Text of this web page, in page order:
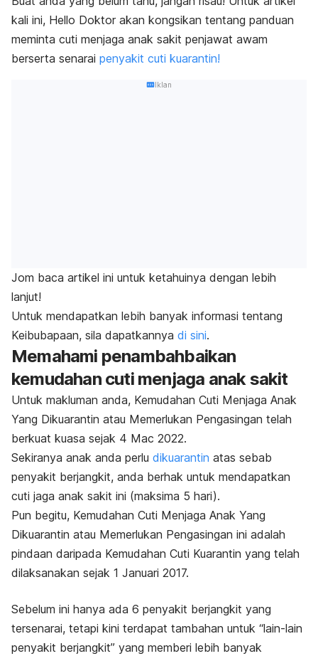
kali ini, Hello Doktor akan kongsikan tentang panduan
meminta cuti menjaga anak sakit penjawat awam
berserta senarai penyakit cuti kuarantin!
Iklan
Jom baca artikel ini untuk ketahuinya dengan lebih
lanjut!
Untuk mendapatkan lebih banyak informasi tentang
Keibubapaan, sila dapatkannya di sini.
Memahami penambahbaikan
kemudahan cuti menjaga anak sakit
Untuk makluman anda, Kemudahan Cuti Menjaga Anak
Yang Dikuarantin atau Memerlukan Pengasingan telah
berkuat kuasa sejak 4 Mac 2022.
Sekiranya anak anda perlu dikuarantin atas sebab
penyakit berjangkit, anda berhak untuk mendapatkan
cuti jaga anak sakit ini (maksima 5 hari).
Pun begitu, Kemudahan Cuti Menjaga Anak Yang
Dikuarantin atau Memerlukan Pengasingan ini adalah
pindaan daripada Kemudahan Cuti Kuarantin yang telah
dilaksanakan sejak 1 Januari 2017.
Sebelum ini hanya ada 6 penyakit berjangkit yang
tersenarai, tetapi kini terdapat tambahan untuk “lain-lain
penyakit berjangkit” yang memberi lebih banyak